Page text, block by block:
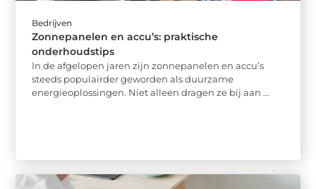
Bedrijven
Zonnepanelen en accu’s: praktische
onderhoudstips
In de afgelopen jaren zijn zonnepanelen en accu’s
steeds populairder geworden als duurzame
energieoplossingen. Niet alleen dragen ze bij aan ...